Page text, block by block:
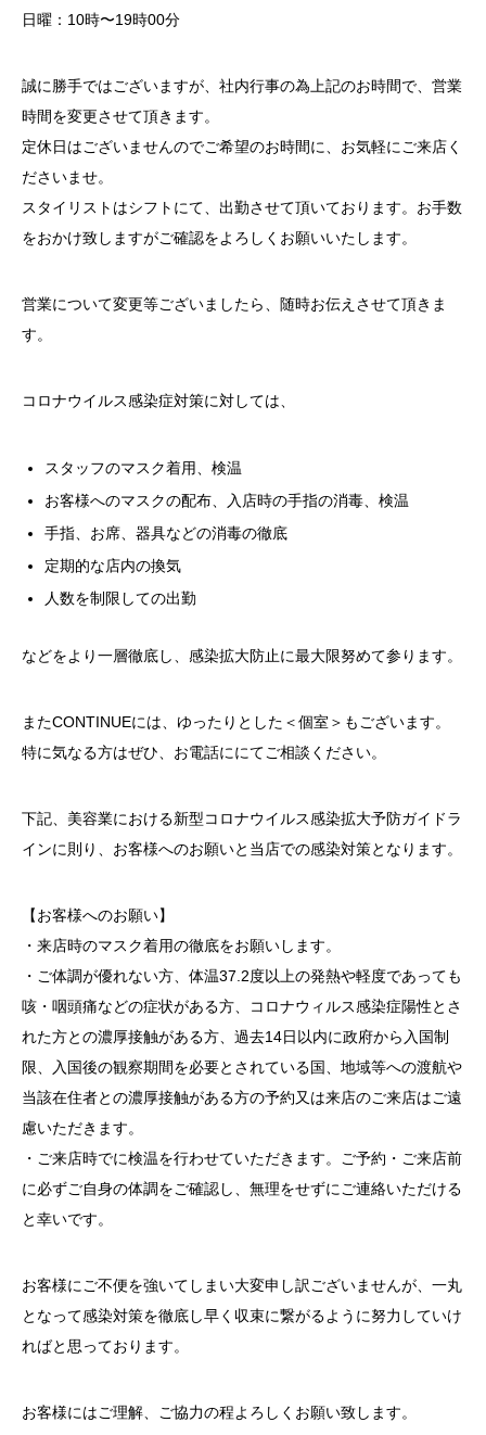
日曜：10時〜19時00分
誠に勝手ではございますが、社内行事の為上記のお時間で、営業
時間を変更させて頂きます。
定休日はございませんのでご希望のお時間に、お気軽にご来店く
ださいませ。
スタイリストはシフトにて、出勤させて頂いております。お手数
をおかけ致しますがご確認をよろしくお願いいたします。
営業について変更等ございましたら、随時お伝えさせて頂きま
す。
コロナウイルス感染症対策に対しては、
スタッフのマスク着用、検温
お客様へのマスクの配布、入店時の手指の消毒、検温
手指、お席、器具などの消毒の徹底
定期的な店内の換気
人数を制限しての出勤
などをより一層徹底し、感染拡大防止に最大限努めて参ります。
またCONTINUEには、ゆったりとした＜個室＞もございます。
特に気なる方はぜひ、お電話ににてご相談ください。
下記、美容業における新型コロナウイルス感染拡大予防ガイドラ
インに則り、お客様へのお願いと当店での感染対策となります。
【お客様へのお願い】
・来店時のマスク着用の徹底をお願いします。
・ご体調が優れない方、体温37.2度以上の発熱や軽度であっても
咳・咽頭痛などの症状がある方、コロナウィルス感染症陽性とさ
れた方との濃厚接触がある方、過去14日以内に政府から入国制
限、入国後の観察期間を必要とされている国、地域等への渡航や
当該在住者との濃厚接触がある方の予約又は来店のご来店はご遠
慮いただきます。
・ご来店時でに検温を行わせていただきます。ご予約・ご来店前
に必ずご自身の体調をご確認し、無理をせずにご連絡いただける
と幸いです。
お客様にご不便を強いてしまい大変申し訳ございませんが、一丸
となって感染対策を徹底し早く収束に繋がるように努力していけ
ればと思っております。
お客様にはご理解、ご協力の程よろしくお願い致します。